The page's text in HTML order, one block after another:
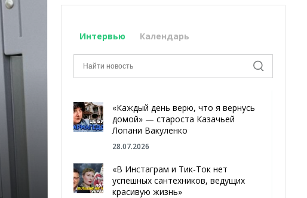
Интервью Календарь
«Каждый день верю, что я вернусь
домой» — староста Казачьей
Лопани Вакуленко
28.07.2026
«В Инстаграм и Тик-Ток нет
успешных сантехников, ведущих
красивую жизнь»